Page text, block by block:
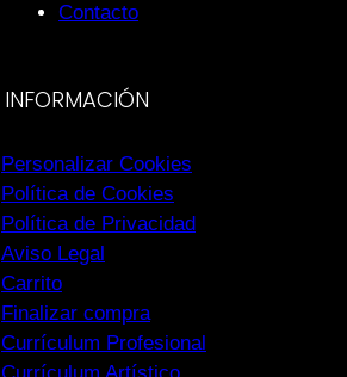
Contacto
INFORMACIÓN
Personalizar Cookies
Política de Cookies
Política de Privacidad
Aviso Legal
Carrito
Finalizar compra
Currículum Profesional